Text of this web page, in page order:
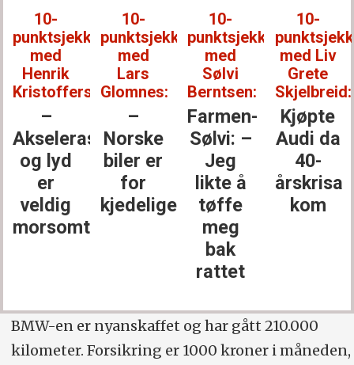
administrasjonen ved Ullevaal Stadion
organiserer motorsykkel- og
motorbåtsport i Norge, med motocross
som største gren.
10-
punktsjekken
med
Henrik
Kristoffersen:
–
Akselerasjon
og lyd
er
veldig
morsomt
10-
punktsjekken
med
Lars
Glomnes:
–
Norske
biler er
for
kjedelige
10-
punktsjekken
med
Sølvi
Berntsen:
Farmen-
Sølvi: –
Jeg
likte å
tøffe
meg
bak
rattet
10-
med Liv
Grete
Skjelbreid:
Kjøpte
Audi da
40-
årskrisa
kom
BMW-en er nyanskaffet og har gått 210.000
kilometer. Forsikring er 1000 kroner i måneden,